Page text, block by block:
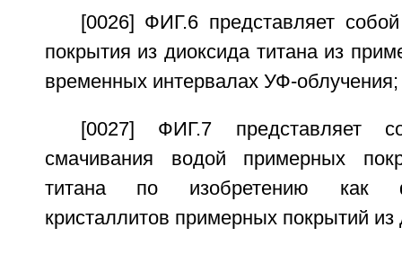
[0026] ФИГ.6 представляет
покрытия из диоксида титана из
временных интервалах УФ-облучения;
[0027] ФИГ.7 представляет
смачивания водой примерных
титана по изобретению как
кристаллитов примерных покрытий из